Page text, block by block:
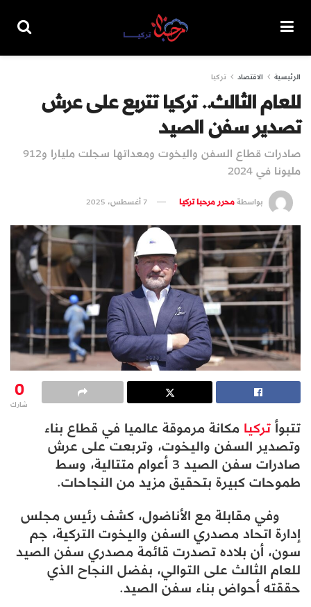
الرئيسية الاقتصاد تركيا
للعام الثالث.. تركيا تتربع على عرش
تصدير سفن الصيد
صادرات قطاع السفن واليخوت ومعداتها سجلت مليارا و912
مليونا في 2024
بواسطةمحرر مرحبا تركيا 7 أغسطس، 2025
0
شارك
تتبوأتركيامكانة مرموقة عالميا في قطاع بناء
وتصدير السفن واليخوت، وتربعت على عرش
صادرات سفن الصيد 3 أعوام متتالية، وسط
طموحات كبيرة بتحقيق مزيد من النجاحات.
وفي مقابلة مع الأناضول، كشف رئيس مجلس
إدارة اتحاد مصدري السفن واليخوت التركية، جم
سون، أن بلاده تصدرت قائمة مصدري سفن الصيد
للعام الثالث على التوالي، بفضل النجاح الذي
حققته أحواض بناء سفن الصيد.